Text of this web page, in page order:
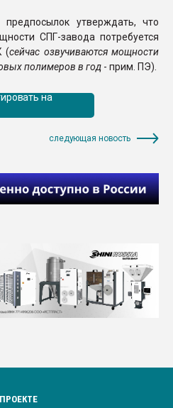
утверждать, что
СПГ-завода потребуется
(сейчас озвучиваются мощности
полимеров в год - прим. ПЭ).
на
следующая новость